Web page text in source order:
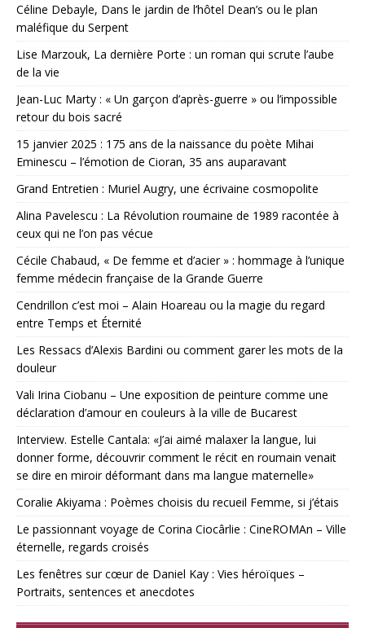
Céline Debayle, Dans le jardin de l’hôtel Dean’s ou le plan
maléfique du Serpent
Lise Marzouk, La dernière Porte : un roman qui scrute l’aube
de la vie
Jean-Luc Marty : « Un garçon d’après-guerre » ou l’impossible
retour du bois sacré
15 janvier 2025 : 175 ans de la naissance du poète Mihai
Eminescu – l’émotion de Cioran, 35 ans auparavant
Grand Entretien : Muriel Augry, une écrivaine cosmopolite
Alina Pavelescu : La Révolution roumaine de 1989 racontée à
ceux qui ne l’on pas vécue
Cécile Chabaud, « De femme et d’acier » : hommage à l’unique
femme médecin française de la Grande Guerre
Cendrillon c’est moi – Alain Hoareau ou la magie du regard
entre Temps et Éternité
Les Ressacs d’Alexis Bardini ou comment garer les mots de la
douleur
Vali Irina Ciobanu – Une exposition de peinture comme une
déclaration d’amour en couleurs à la ville de Bucarest
Interview. Estelle Cantala: «J’ai aimé malaxer la langue, lui
donner forme, découvrir comment le récit en roumain venait
se dire en miroir déformant dans ma langue maternelle»
Coralie Akiyama : Poèmes choisis du recueil Femme, si j’étais
Le passionnant voyage de Corina Ciocârlie : CineROMAn – Ville
éternelle, regards croisés
Les fenêtres sur cœur de Daniel Kay : Vies héroïques –
Portraits, sentences et anecdotes